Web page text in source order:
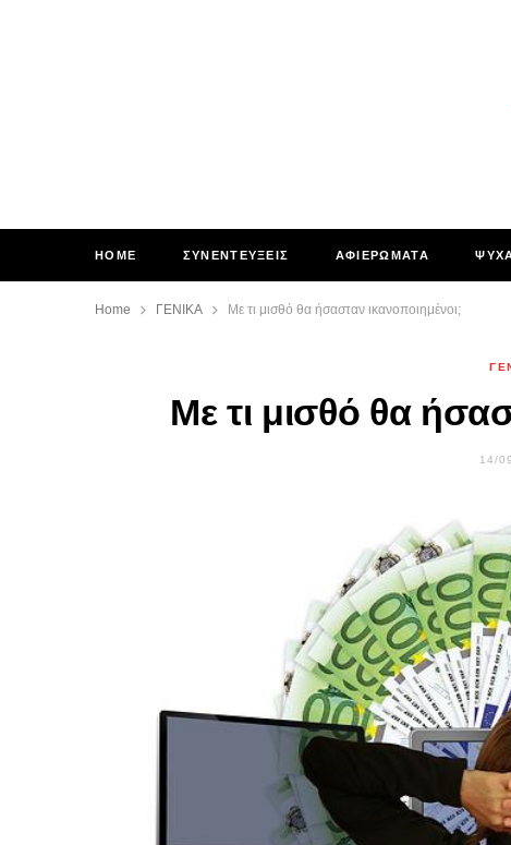
HOME ΣΥΝΕΝΤΕΥΞΕΙΣ ΑΦΙΕΡΩΜΑΤΑ
Home ΓΕΝΙΚΑ Με τι μισθό θα ήσασταν ικανοποιημένοι;
Με τι μισθό θα
14/